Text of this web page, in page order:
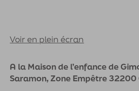
Voir en plein écran
A la Maison de l’enfance de
Saramon, Zone Empêtre 32200